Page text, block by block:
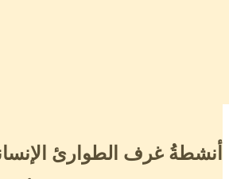
أنشطةُ غرف الطوارئ